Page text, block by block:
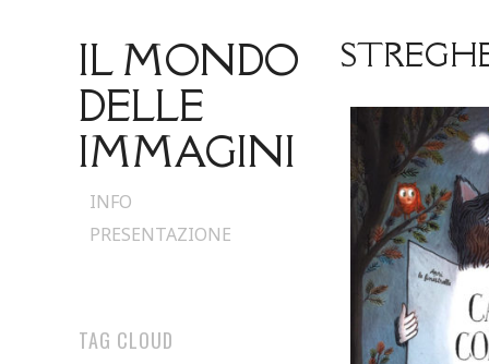
IL MONDO
DELLE
IMMAGINI
Skip
to
INFO
PRESENTAZIONE
TAG CLOUD